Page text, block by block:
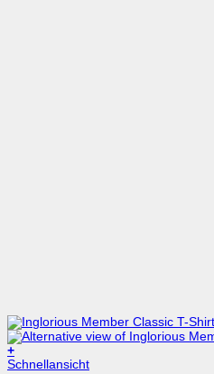
+
Schnellansicht